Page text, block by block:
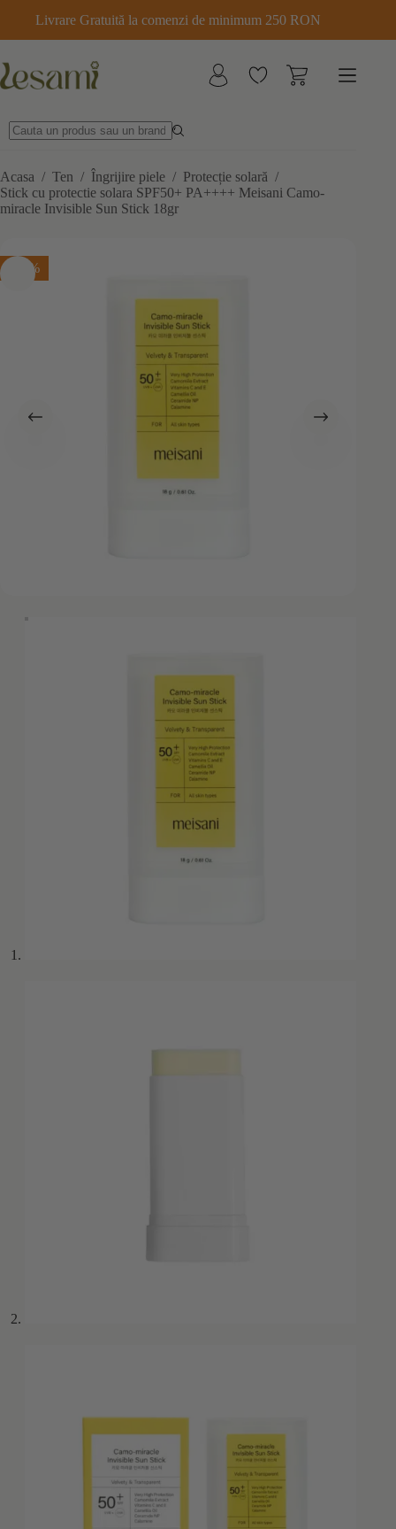
conținut
Livrare Gratuită la comenzi de minimum 250 RON
Acasa / Ten / Îngrijire piele / Protecție solară /
Stick cu protectie solara SPF50+ PA++++ Meisani Camo-
miracle Invisible Sun Stick 18gr
-15%